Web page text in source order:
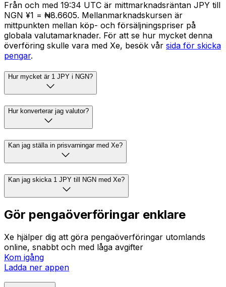
Från och med 19:34 UTC är mittmarknadsräntan JPY till
NGN ¥1 = ₦8.6605. Mellanmarknadskursen är
mittpunkten mellan köp- och försäljningspriser på
globala valutamarknader. För att se hur mycket denna
överföring skulle vara med Xe, besök vår sida för skicka
pengar.
Hur mycket är 1 JPY i NGN?
Hur konverterar jag valutor?
Kan jag ställa in prisvarningar med Xe?
Kan jag skicka 1 JPY till NGN med Xe?
Gör pengaöverföringar enklare
Xe hjälper dig att göra pengaöverföringar utomlands
online, snabbt och med låga avgifter
Kom igång
Ladda ner appen